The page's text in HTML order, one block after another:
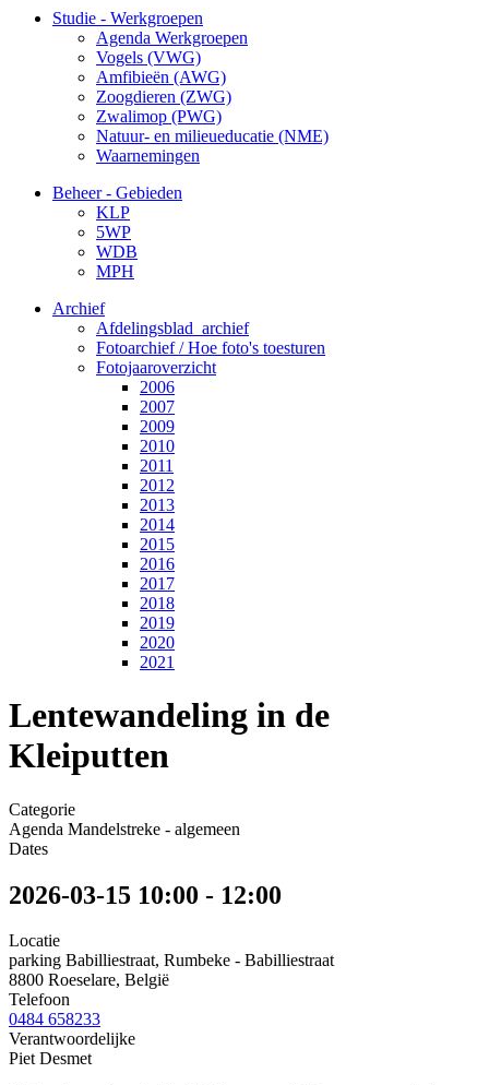
Studie - Werkgroepen
Agenda Werkgroepen
Vogels (VWG)
Amfibieën (AWG)
Zoogdieren (ZWG)
Zwalimop (PWG)
Natuur- en milieueducatie (NME)
Waarnemingen
Beheer - Gebieden
KLP
5WP
WDB
MPH
Archief
Afdelingsblad_archief
Fotoarchief / Hoe foto's toesturen
Fotojaaroverzicht
2006
2007
2009
2010
2011
2012
2013
2014
2015
2016
2017
2018
2019
2020
2021
Lentewandeling in de
Kleiputten
Categorie
Agenda Mandelstreke - algemeen
Dates
2026-03-15 10:00 - 12:00
Locatie
parking Babilliestraat, Rumbeke - Babilliestraat
8800 Roeselare, België
Telefoon
0484 658233
Verantwoordelijke
Piet Desmet